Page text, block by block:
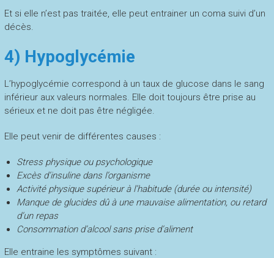
Et si elle n’est pas traitée, elle peut entrainer un coma suivi d’un
décès.
4) Hypoglycémie
L’hypoglycémie correspond à un taux de glucose dans le sang
inférieur aux valeurs normales. Elle doit toujours être prise au
sérieux et ne doit pas être négligée.
Elle peut venir de différentes causes :
Stress physique ou psychologique
Excès d’insuline dans l’organisme
Activité physique supérieur à l’habitude (durée ou intensité)
Manque de glucides dû à une mauvaise alimentation, ou retard
d’un repas
Consommation d’alcool sans prise d’aliment
Elle entraine les symptômes suivant :